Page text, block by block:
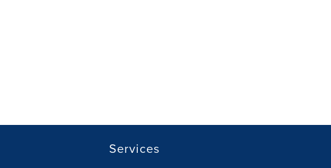
Services